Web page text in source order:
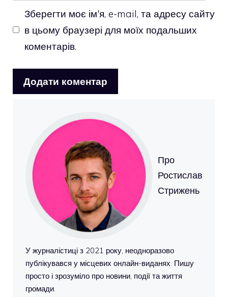
Зберегти моє ім'я, e-mail, та адресу сайту
в цьому браузері для моїх подальших
коментарів.
Про
Ростислав
Стрижень
У журналістиці з 2021 року, неодноразово
публікувався у місцевих онлайн-виданях. Пишу
просто і зрозуміло про новини, події та життя
громади.